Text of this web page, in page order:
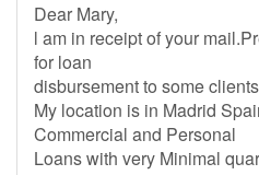
Dear Mary,
l am in receipt of your
for loan
disbursement to some
My location is in Madrid
Commercial and Personal
Loans with very Minimal